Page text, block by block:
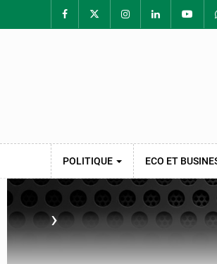
POLITIQUE ECO ET
›